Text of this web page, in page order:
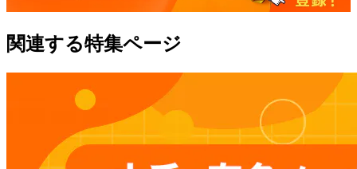
関連する特集ページ